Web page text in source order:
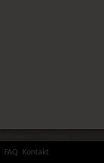
FAQ Kontakt